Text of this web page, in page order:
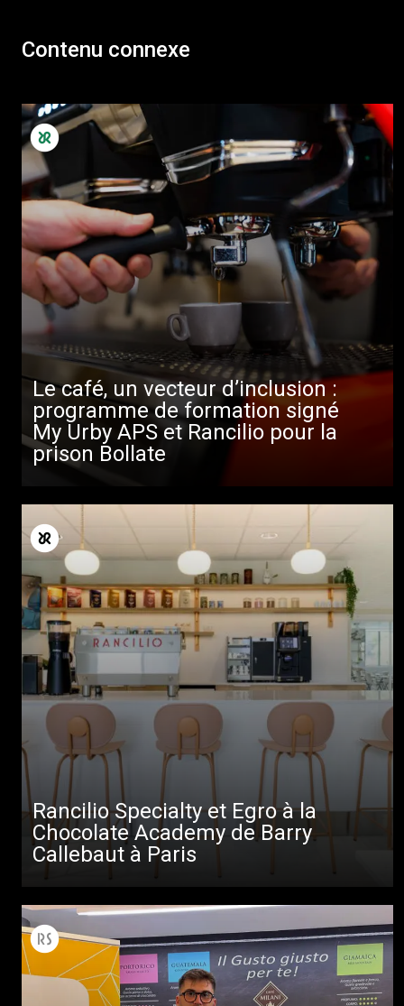
Contenu connexe
Le café, un vecteur d’inclusion :
programme de formation signé
My Urby APS et Rancilio pour la
prison Bollate
Rancilio Specialty et Egro à la
Chocolate Academy de Barry
Callebaut à Paris